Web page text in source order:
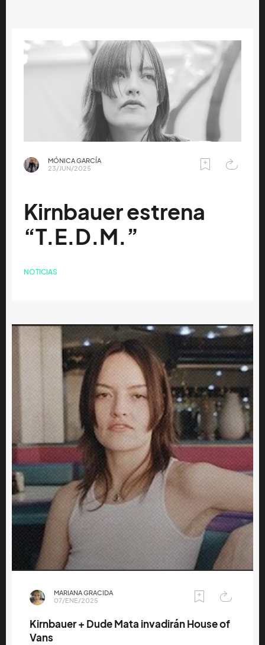
MÓNICA GARCÍA
23/JUN/2025
Kirnbauer estrena
“T.E.D.M.”
NOTICIAS
MARIANA GRACIDA
07/ENE/2025
Kirnbauer + Dude Mata invadirán House of
Vans